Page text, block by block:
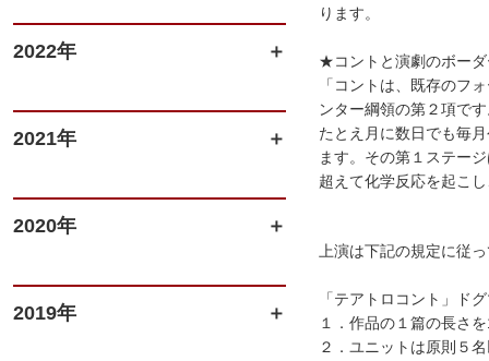
2022年
2021年
2020年
2019年
ります。
★コントと演劇のボー
「コントは、既存のフ
ンター綱領の第２項で
たとえ月に数日でも毎
ます。その第１ステー
超えて化学反応を起こ
上演は下記の規定に従
「テアトロコント」ド
１．作品の１篇の長さ
２．ユニットは原則５